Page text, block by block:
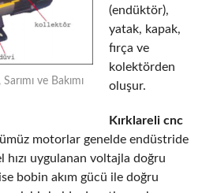
ve Bakımı
(endüktör),
yatak, kapak,
fırça ve
kolektörden
oluşur.
Kırklareli cnc
motorlar genelde endüstride
hızı uygulanan voltajla doğru
bobin akım gücü ile doğru